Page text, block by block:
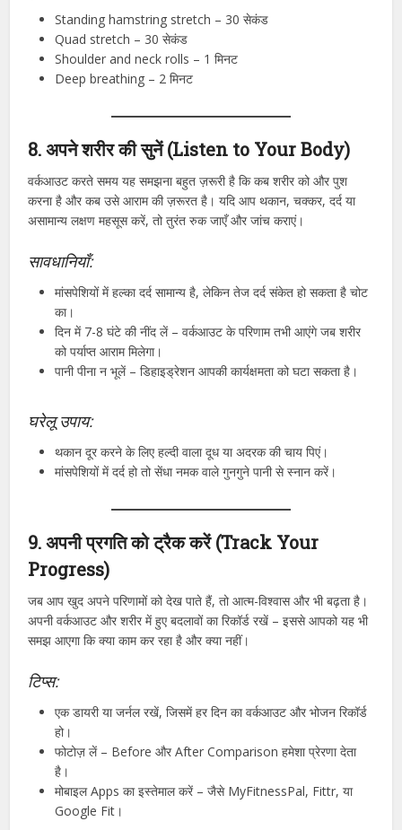
Standing hamstring stretch – 30 सेकंड
Quad stretch – 30 सेकंड
Shoulder and neck rolls – 1 मिनट
Deep breathing – 2 मिनट
8. अपने शरीर की सुनें (Listen to Your Body)
वर्कआउट करते समय यह समझना बहुत ज़रूरी है कि कब शरीर को और पुश
करना है और कब उसे आराम की ज़रूरत है। यदि आप थकान, चक्कर, दर्द या
असामान्य लक्षण महसूस करें, तो तुरंत रुक जाएँ और जांच कराएं।
सावधानियाँ:
मांसपेशियों में हल्का दर्द सामान्य है, लेकिन तेज दर्द संकेत हो सकता है चोट
का।
दिन में 7-8 घंटे की नींद लें – वर्कआउट के परिणाम तभी आएंगे जब शरीर
को पर्याप्त आराम मिलेगा।
पानी पीना न भूलें – डिहाइड्रेशन आपकी कार्यक्षमता को घटा सकता है।
घरेलू उपाय:
थकान दूर करने के लिए हल्दी वाला दूध या अदरक की चाय पिएं।
मांसपेशियों में दर्द हो तो सेंधा नमक वाले गुनगुने पानी से स्नान करें।
9. अपनी प्रगति को ट्रैक करें (Track Your
Progress)
जब आप खुद अपने परिणामों को देख पाते हैं, तो आत्म-विश्वास और भी बढ़ता है।
अपनी वर्कआउट और शरीर में हुए बदलावों का रिकॉर्ड रखें – इससे आपको यह भी
समझ आएगा कि क्या काम कर रहा है और क्या नहीं।
टिप्स:
एक डायरी या जर्नल रखें, जिसमें हर दिन का वर्कआउट और भोजन रिकॉर्ड
हो।
फोटोज़ लें – Before और After Comparison हमेशा प्रेरणा देता
है।
मोबाइल Apps का इस्तेमाल करें – जैसे MyFitnessPal, Fittr, या
Google Fit।